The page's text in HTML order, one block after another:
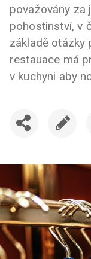
považovány za
pohostinství, v
základě otázky
restauace má
v kuchyni aby